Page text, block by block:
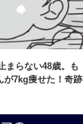
まらない48歳。も
が7kg痩せた！奇跡